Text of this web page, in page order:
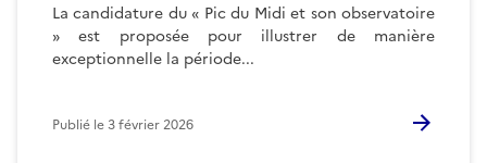
La candidature du « Pic du Midi et son observatoire
» est proposée pour illustrer de manière
exceptionnelle la période...
Publié le3 février 2026